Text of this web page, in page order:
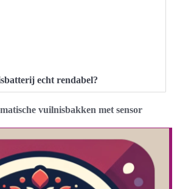
echt rendabel?
vuilnisbakken met sensor